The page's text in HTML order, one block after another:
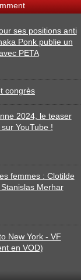
ses positions anti
Ponk publie un
PETA
congrès
2024, le teaser
YouTube !
femmes : Clotilde
Merhar
New York - VF
en VOD)